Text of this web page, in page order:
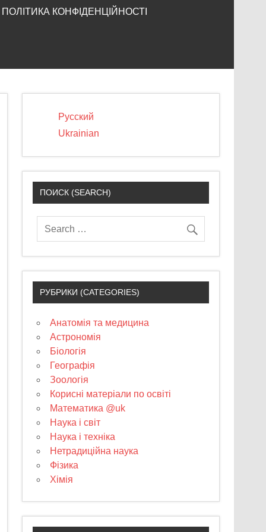
ПОЛІТИКА КОНФІДЕНЦІЙНОСТІ
Русский
Ukrainian
ПОИСК (SEARCH)
РУБРИКИ (CATEGORIES)
Анатомія та медицина
Астрономія
Біологія
Географія
Зоологія
Корисні матеріали по освіті
Математика @uk
Наука і світ
Наука і техніка
Нетрадиційна наука
Фізика
Хімія